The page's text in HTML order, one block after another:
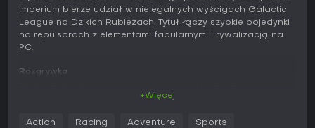
Imperium bierze udział w nielegalnych wyścigach Galactic
League na Dzikich Rubieżach. Tytuł łączy szybkie pojedynki
na repulsorach z elementami fabularnymi i rywalizacją na
PC.
Rozgrywka
repulsorów - landspeederów, speederów, skim speederów i
+Więcej
Action Racing Adventure Sports